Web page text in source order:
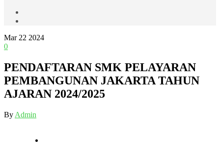
Mar 22 2024
0
PENDAFTARAN SMK PELAYARAN
PEMBANGUNAN JAKARTA TAHUN
AJARAN 2024/2025
By Admin